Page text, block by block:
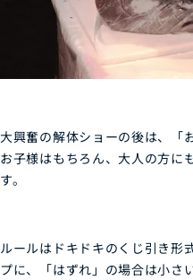
大興奮の解体ショーの後は、「
お子様はもちろん、大人の方に
す。
ルールはドキドキのくじ引き形
プに、「はずれ」の場合は小さ